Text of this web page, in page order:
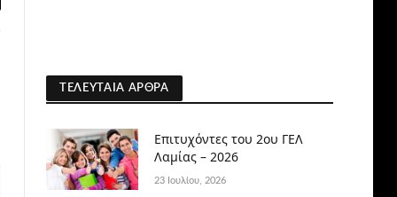
ΤΕΛΕΥΤΑΊΑ ΆΡΘΡΑ
Επιτυχόντες του 2ου ΓΕΛ
Λαμίας – 2026
23 Ιουλίου, 2026